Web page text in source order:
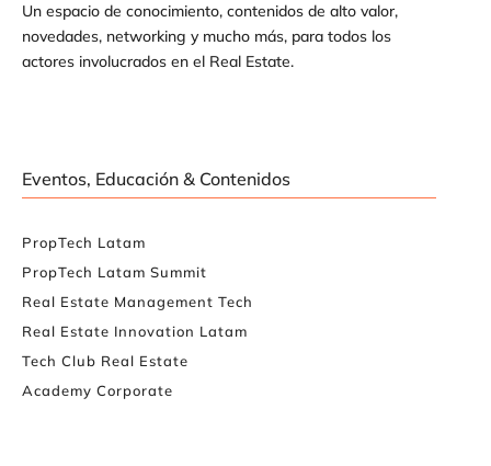
Un espacio de conocimiento, contenidos de alto valor,
novedades, networking y mucho más, para todos los
actores involucrados en el Real Estate.
Eventos, Educación & Contenidos
PropTech Latam
PropTech Latam Summit
Real Estate Management Tech
Real Estate Innovation Latam
Tech Club Real Estate
Academy Corporate